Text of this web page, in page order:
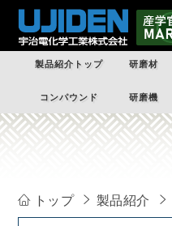
製品紹介トップ 研磨材
コンパウンド 研磨機
トップ 製品紹介
トップページ
企業案内
技術情報